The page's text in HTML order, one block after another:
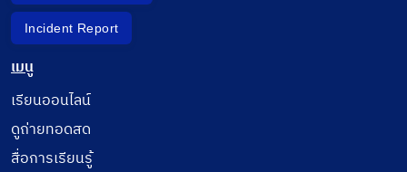
Incident Report
เมนู
เรียนออนไลน์
ดูถ่ายทอดสด
สื่อการเรียนรู้